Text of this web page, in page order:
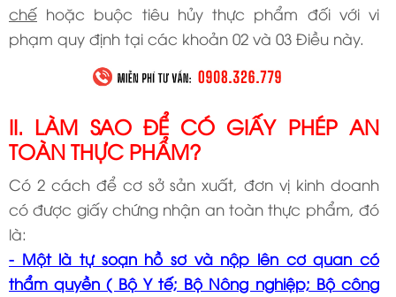
chế hoặc buộc tiêu hủy thực phẩm đối với vi
phạm quy định tại các khoản 02 và 03 Điều này.
II. LÀM SAO ĐỂ CÓ GIẤY PHÉP AN
TOÀN THỰC PHẨM?
Có 2 cách để cơ sở sản xuất, đơn vị kinh doanh
có được giấy chứng nhận an toàn thực phẩm, đó
là:
- Một là tự soạn hồ sơ và nộp lên cơ quan có
thẩm quyền ( Bộ Y tế; Bộ Nông nghiệp; Bộ công